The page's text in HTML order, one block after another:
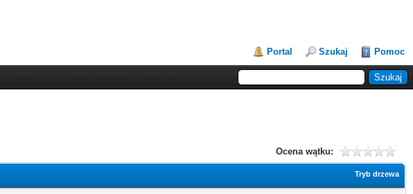
Portal Szukaj Pomoc
Ocena wątku:
Tryb drzewa